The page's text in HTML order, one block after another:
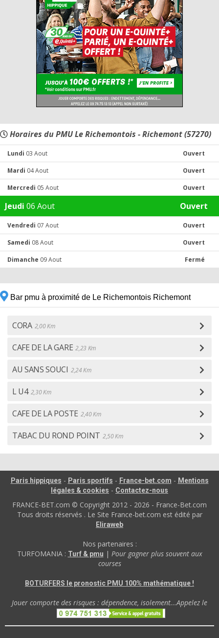
Horaires du PMU Le Richemontois - Richemont (57270)
Lundi 03 Aout Ouvert
Mardi 04 Aout Ouvert
Mercredi 05 Aout Ouvert
Jeudi 06 Aout Ouvert
Vendredi 07 Aout Ouvert
Samedi 08 Aout Ouvert
Dimanche 09 Aout Fermé
Bar pmu à proximité de Le Richemontois Richemont
CORA 2,00 Km
CAFE DE LA GARE 2,23 Km
AU SANS SOUCI 2,24 Km
L U4 2,30 Km
CAFE DE LA POSTE 2,40 Km
TABAC DU ROND POINT 2,50 Km
Paris hippiques - Paris sportifs - France-bet.com - Mentions
légales & cookies - Contactez-nous
FRANCE-BET.com © Copyright 2012 - 2026 - France-Bet.com
Tous droits réservés . Le Site France-bet.com est édité par
Eliraweb
Nos partenaires :
TURFOMANIA : Turf & pmu | Pour gagner plus souvent aux
courses
BOTURFERS le pronostic PMU 100% mathématique !
Jouer comporte des risques : dépendence, isolement...Appelez le